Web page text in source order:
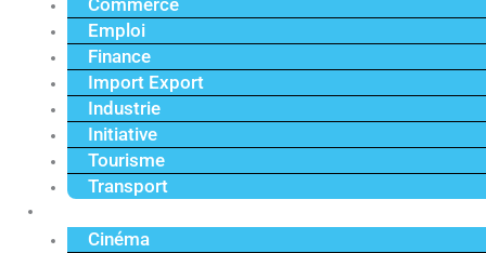
Commerce
Emploi
Finance
Import Export
Industrie
Initiative
Tourisme
Transport
Cinéma